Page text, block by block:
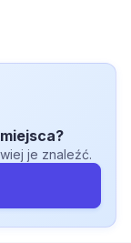
je znaleźć.